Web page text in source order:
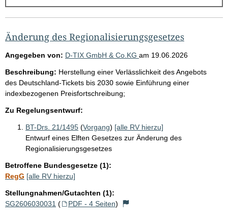
g
e
b
n
s
s
e
S
e
i
t
Änderung des Regionalisierungsgesetzes
Angegeben von: D-TIX GmbH & Co.KG am 19.06.2026
Beschreibung: Herstellung einer Verlässlichkeit des Angebots
des Deutschland-Tickets bis 2030 sowie Einführung einer
indexbezogenen Preisfortschreibung;
Zu Regelungsentwurf:
BT-Drs. 21/1495 (Vorgang) [alle RV hierzu]
Entwurf eines Elften Gesetzes zur Änderung des
Regionalisierungsgesetzes
Betroffene Bundesgesetze (1):
RegG [alle RV hierzu]
Stellungnahmen/Gutachten (1):
SG2606030031 ( PDF - 4 Seiten)